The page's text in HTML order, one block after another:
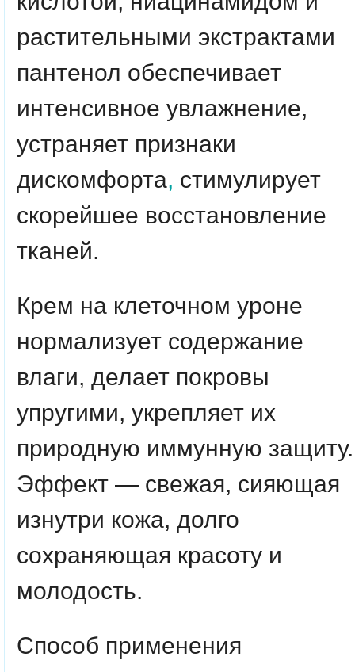
растительными экстрактами
пантенол обеспечивает
интенсивное увлажнение,
устраняет признаки
дискомфорта, стимулирует
скорейшее восстановление
тканей.
Крем на клеточном уроне
нормализует содержание
влаги, делает покровы
упругими, укрепляет их
природную иммунную защиту.
Эффект ― свежая, сияющая
изнутри кожа, долго
сохраняющая красоту и
молодость.
Способ применения